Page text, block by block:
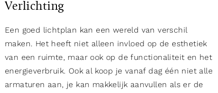
Verlichting
Een goed lichtplan kan een wereld van verschil
maken. Het heeft niet alleen invloed op de esthetiek
van een ruimte, maar ook op de functionaliteit en het
energieverbruik. Ook al koop je vanaf dag één niet alle
armaturen aan, je kan makkelijk aanvullen als er de